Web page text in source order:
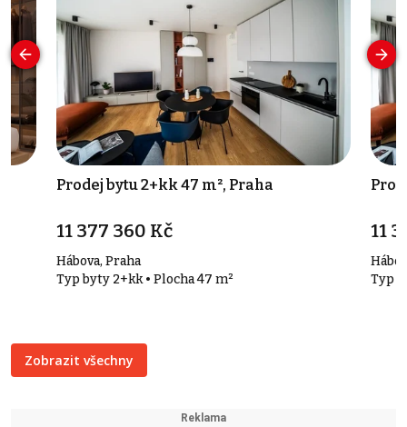
Prodej bytu 2+kk 47 m², Praha
11 377 360 Kč
Hábova, Praha
Typ byty 2+kk • Plocha 47 m²
11
Typ
Zobrazit všechny